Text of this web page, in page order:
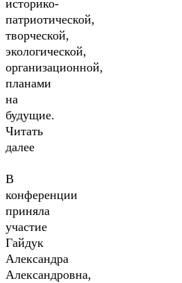
историко-
патриотической,
творческой,
экологической,
организационной,
планами
на
будущие.
Читать
далее
В
конференции
приняла
участие
Гайдук
Александра
Александровна,